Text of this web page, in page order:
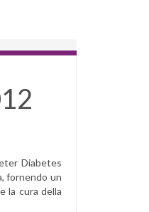
Diabetes
fornendo un
la cura della